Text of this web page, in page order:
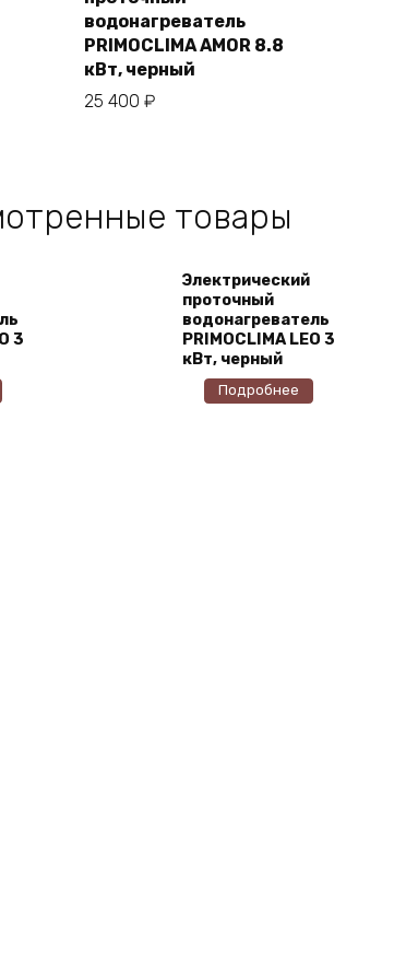
В корзину
водонагреватель
PRIMOCLIMA AMOR 8.8
кВт, черный
25 400 ₽
товары
3
Электрический
проточный
водонагреватель
PRIMOCLIMA LEO 3
кВт, черный
Подробнее